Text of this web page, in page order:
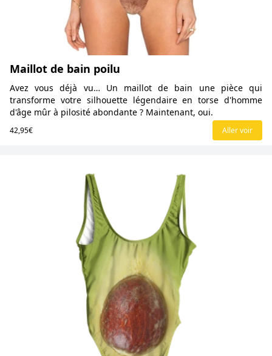
Maillot de bain poilu
Avez vous déjà vu… Un maillot de bain une pièce qui
transforme votre silhouette légendaire en torse d'homme
d'âge mûr à pilosité abondante ? Maintenant, oui.
42,95€ Aller voir